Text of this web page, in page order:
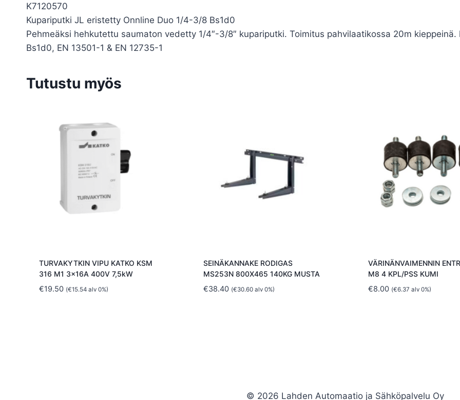
K7120570
Kupariputki JL eristetty Onnline Duo 1/4-3/8 Bs1d0
Pehmeäksi hehkutettu saumaton vedetty 1/4″-3/8″ kupariputki. Toimitus pahvilaatikossa 20m
Bs1d0, EN 13501-1 & EN 12735-1
Tutustu myös
TURVAKYTKIN VIPU KATKO KSM
316 M1 3x16A 400V 7,5kW
€19.50 (€15.54alv 0%)
SEINÄKANNAKE RODIGAS
MS253N 800X465 140KG MUSTA
€38.40 (€30.60 alv 0%)
VÄRINÄNVAIMENNIN
M8 4 KPL/PSS KUMI
€8.00 (€6.37 alv 0%)
© 2026 Lahden Automaatio ja Sähköpalvelu Oy